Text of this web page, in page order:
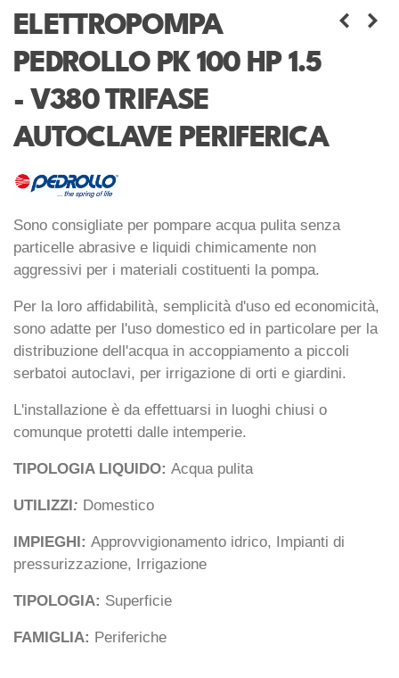
ELETTROPOMPA
PEDROLLO PK 100 HP 1.5
- V380 TRIFASE
AUTOCLAVE PERIFERICA
Sono consigliate per pompare acqua pulita senza
particelle abrasive e liquidi chimicamente non
aggressivi per i materiali costituenti la pompa.
Per la loro affidabilità, semplicità d'uso ed economicità,
sono adatte per l'uso domestico ed in particolare per la
distribuzione dell'acqua in accoppiamento a piccoli
serbatoi autoclavi, per irrigazione di orti e giardini.
L'installazione è da effettuarsi in luoghi chiusi o
comunque protetti dalle intemperie.
TIPOLOGIA LIQUIDO: Acqua pulita
UTILIZZI: Domestico
IMPIEGHI: Approvvigionamento idrico, Impianti di
pressurizzazione, Irrigazione
TIPOLOGIA: Superficie
FAMIGLIA: Periferiche